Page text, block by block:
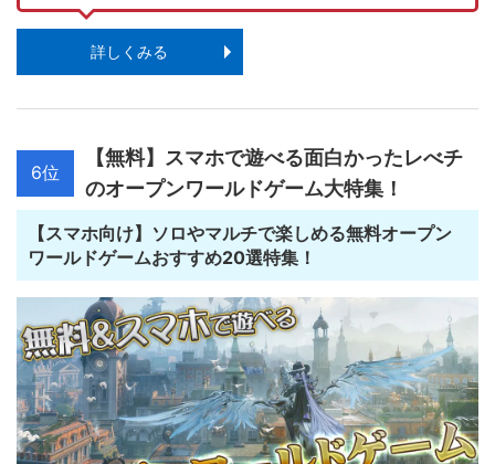
詳しくみる
6位
【無料】スマホで遊べる面白かったレべチ
のオープンワールドゲーム大特集！
【スマホ向け】ソロやマルチで楽しめる無料オープン
ワールドゲームおすすめ20選特集！